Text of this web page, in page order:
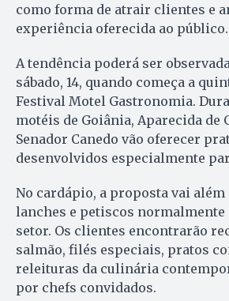
como forma de atrair clientes e
experiência oferecida ao público.
A tendência poderá ser
sábado, 14, quando começa a
Festival Motel Gastronomia.
motéis de Goiânia, Aparecida de
Senador Canedo vão oferecer
desenvolvidos especialmente
No cardápio, a proposta vai
lanches e petiscos normalmente
setor. Os clientes encontrarão
salmão, filés especiais, pratos
releituras da culinária
por chefs convidados.